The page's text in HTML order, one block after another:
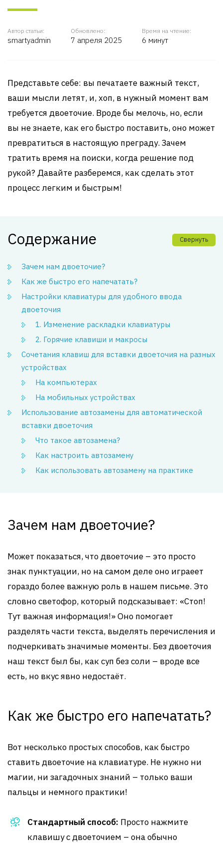
Автор статьи:
smartyadmin
Обновлено:
7 апреля 2025
Время на чтение:
6 минут
Представьте себе: вы печатаете важный текст,
ваши мысли летят, и, хоп, в нужный момент вам
требуется двоеточие. Вроде бы мелочь, но, если
вы не знаете, как его быстро поставить, оно может
превратиться в настоящую преграду. Зачем
тратить время на поиски, когда решение под
рукой? Давайте разберемся, как сделать этот
процесс легким и быстрым!
Содержание Свернуть
Зачем нам двоеточие?
Как же быстро его напечатать?
Настройки клавиатуры для удобного ввода
двоеточия
1. Изменение раскладки клавиатуры
2. Горячие клавиши и макросы
Сочетания клавиш для вставки двоеточия на разных
устройствах
На компьютерах
На мобильных устройствах
Использование автозамены для автоматической
вставки двоеточия
Что такое автозамена?
Как настроить автозамену
Как использовать автозамену на практике
Зачем нам двоеточие?
Может показаться, что двоеточие – это просто
знак пунктуации, но на самом деле оно играеет
гораздо более важную роль в нашем письме. Это
словно светофор, который подсказывает: «Стоп!
Тут важная информация!» Оно помогает
разделять части текста, выделять перечисления и
подчеркивать значимые моменты. Без двоеточия
наш текст был бы, как суп без соли – вроде все
есть, но вкус явно недостаёт.
Как же быстро его напечатать?
Вот несколько простых способов, как быстро
ставить двоеточие на клавиатуре. Не нужно ни
магии, ни загадочных знаний – только ваши
пальцы и немного практики!
Стандартный способ: Просто нажмите
клавишу с двоеточием – она обычно